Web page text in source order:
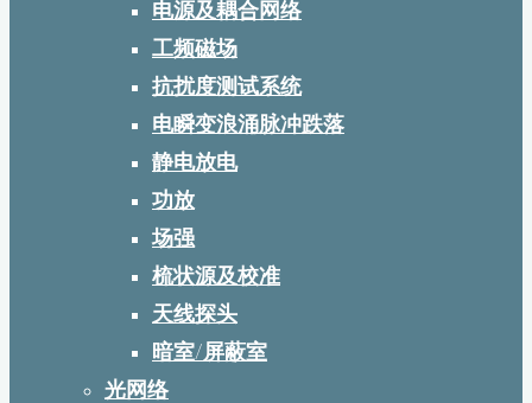
电源及耦合网络
工频磁场
抗扰度测试系统
电瞬变浪涌脉冲跌落
静电放电
功放
场强
梳状源及校准
天线探头
暗室/屏蔽室
光网络